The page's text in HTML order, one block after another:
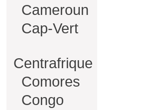
Cameroun
Cap-Vert
Centrafrique
Comores
Congo